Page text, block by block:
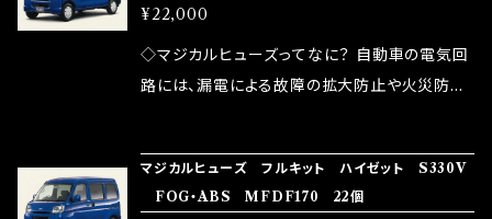
品化を果たしております。
果・接触抵抗低減効果により、このような効果を
発揮します。 ・アクセルレスポンスの向上 ・アイ
ドリング安定化（静粛性UP） ・ターボ車のターボ
など、これらの効果は、タウンユースだけでなく、
モータースポーツシーンでの実証実験の上、 製
ます。 1.溶接回路であるため、配線と比較し抵抗
が大きい。 2.金属部分が露出している為、空気
中に漏電してしまう。 3.金属プレートが接触する
ズが、マジカルヒューズになります。 ◇マジカル
ヒューズの効果 マジカルヒューズは放電防止効
¥22,000
◇マジカルヒューズってなに？ 自動車の電気回
路には、漏電による故障の拡大防止や火災防止
路として、各回路への電力供給を行っています。
しかし、ヒューズには拭い去れない欠点があり
マジカルヒューズ フルキット ハイゼット S330V
FOG・ABS MFDF170 22個